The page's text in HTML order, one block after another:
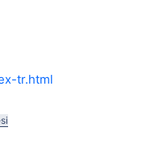
tr.html